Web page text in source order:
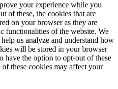
your experience while you
of these, the cookies that are
on your browser as they are
functionalities of the website. We
us analyze and understand how
will be stored in your browser
have the option to opt-out of these
these cookies may affect your